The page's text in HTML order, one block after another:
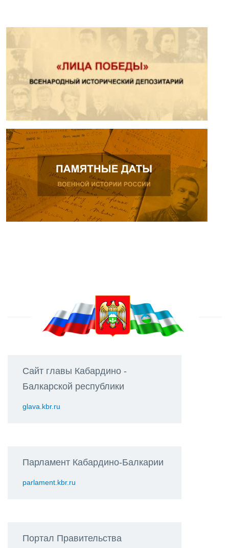
Сайт главы Кабардино -
Балкарской республики
glava.kbr.ru
Парламент Кабардино-Балкарии
parlament.kbr.ru
Портал Правительства